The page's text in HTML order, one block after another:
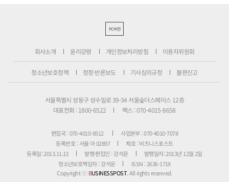
PC버전
회사소개 윤리강령 개인정보처리방침 이용자위원회
청소년보호정책 정정·반론보도 기사심의규정 불편신고
서울특별시 성동구 성수일로 39-34 서울숲더스페이스 12층
대표전화 : 1800-6522
팩스 : 070-4015-8658
편집국 : 070-4010-8512
사업본부 : 070-4010-7078
등록번호 : 서울 아 02897
제호 : 비즈니스포스트
등록일: 2013.11.13
발행·편집인 : 강석운
발행일자: 2013년 12월 2일
청소년보호책임자 : 강석운
ISSN : 2636-171X
Copyright ⓒBUSINESSPOST. All rights reserved.